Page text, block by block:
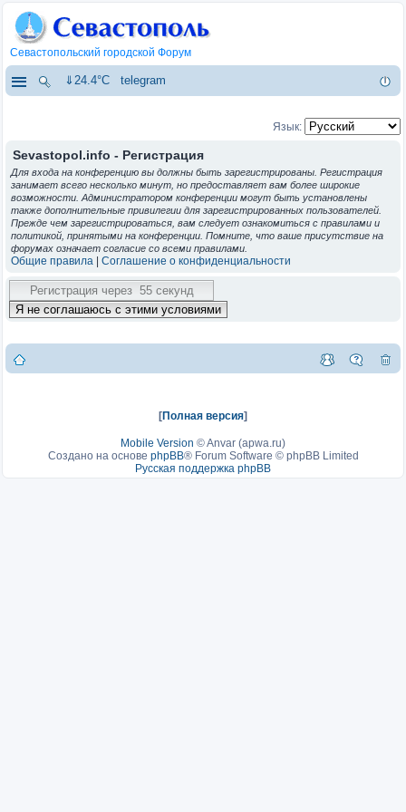
Севастопольский городской Форум
⇓24.4°C telegram
Язык:
Sevastopol.info - Регистрация
Для входа на конференцию вы должны быть зарегистрированы. Регистрация
занимает всего несколько минут, но предоставляет вам более широкие
возможности. Администратором конференции могут быть установлены
также дополнительные привилегии для зарегистрированных пользователей.
Прежде чем зарегистрироваться, вам следует ознакомиться с правилами и
политикой, принятыми на конференции. Помните, что ваше присутствие на
форумах означает согласие со всеми правилами.
Общие правила Соглашение о конфиденциальности
[Полная версия]
Mobile Version ©Anvar (apwa.ru)
Создано на основе phpBB® Forum Software © phpBB Limited
Русская поддержка phpBB